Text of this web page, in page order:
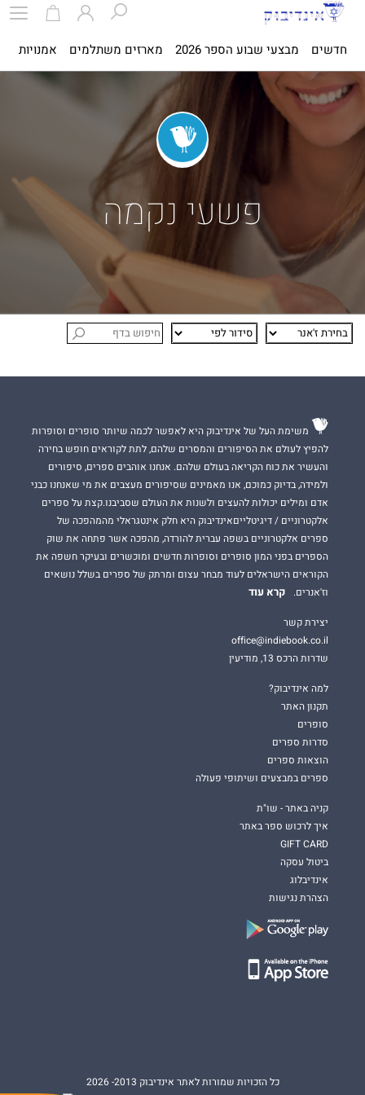
חדשים מבצעי שבוע הספר 2026 מארזים משתלמים אמנויות
פשעי נקמה
משימת העל של אינדיבוק היא לאפשר לכמה שיותר סופרים וסופרות
להפיץ לעולם את הסיפורים והמסרים שלהם, לתת לקוראים חופש בחירה
והעשיר את כוח הקריאה בעולם שלהם. אנחנו אוהבים ספרים, סיפורים
ולמידה, בדיוק כמוכם, אנו מאמינים שסיפורים מעצבים את מי שאנחנו כבני
אדם ומילים יכולות להעצים ולשנות את העולם שסביבנו.קצת על ספרים
אלקטרוניים / דיגיטלייםאינדיבוק היא חלק אינטגראלי מהמהפכה של
ספרים אלקטרוניים בשפה עברית להורדה, מהפכה אשר פתחה את שוק
הספרים בפני המון סופרים וסופרות חדשים ומוכשרים ובעיקר חשפה את
הקוראים הישראלים לעוד מבחר עצום ומרתק של ספרים בשלל נושאים
וז'אנרים.
קרא עוד
יצירת קשר
office@indiebook.co.il
שדרות הרכס 13, מודיעין
למה אינדיבוק?
תקנון האתר
סופרים
סדרות ספרים
הוצאות ספרים
ספרים במבצעים ושיתופי פעולה
קניה באתר - שו"ת
איך לרכוש ספר באתר
GIFT CARD
ביטול עסקה
אינדיבלוג
הצהרת נגישות
כל הזכויות שמורות לאתר אינדיבוק 2013- 2026